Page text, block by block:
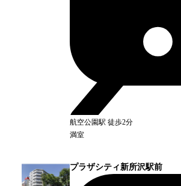
航空公園駅 徒歩2分
満室
プラザシティ新所沢駅前